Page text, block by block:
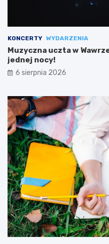
KONCERTY WYDARZENIA
Muzyczna uczta w
jednej nocy!
6 sierpnia 2026